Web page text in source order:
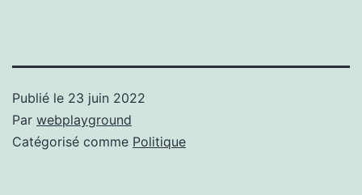
Publié le 23 juin 2022
Par webplayground
Catégorisé comme Politique